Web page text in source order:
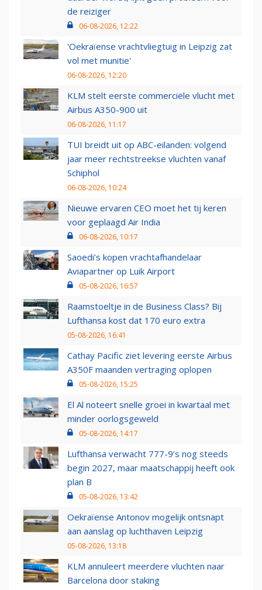
de reiziger
06-08-2026, 12:22
'Oekraïense vrachtvliegtuig in Leipzig zat
vol met munitie'
06-08-2026, 12:20
KLM stelt eerste commerciële vlucht met
Airbus A350-900 uit
06-08-2026, 11:17
TUI breidt uit op ABC-eilanden: volgend
jaar meer rechtstreekse vluchten vanaf
Schiphol
06-08-2026, 10:24
Nieuwe ervaren CEO moet het tij keren
voor geplaagd Air India
06-08-2026, 10:17
Saoedi’s kopen vrachtafhandelaar
Aviapartner op Luik Airport
05-08-2026, 16:57
Raamstoeltje in de Business Class? Bij
Lufthansa kost dat 170 euro extra
05-08-2026, 16:41
Cathay Pacific ziet levering eerste Airbus
A350F maanden vertraging oplopen
05-08-2026, 15:25
El Al noteert snelle groei in kwartaal met
minder oorlogsgeweld
05-08-2026, 14:17
Lufthansa verwacht 777-9’s nog steeds
begin 2027, maar maatschappij heeft ook
plan B
05-08-2026, 13:42
Oekraïense Antonov mogelijk ontsnapt
aan aanslag op luchthaven Leipzig
05-08-2026, 13:18
KLM annuleert meerdere vluchten naar
Barcelona door staking